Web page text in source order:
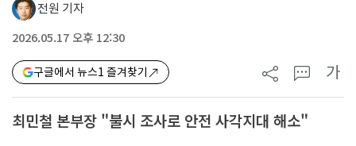
전원 기자
2026.05.17 오후 12:30
구글에서 뉴스1 즐겨찾기 가
최민철 본부장 "불시 조사로 안전 사각지대 해소"